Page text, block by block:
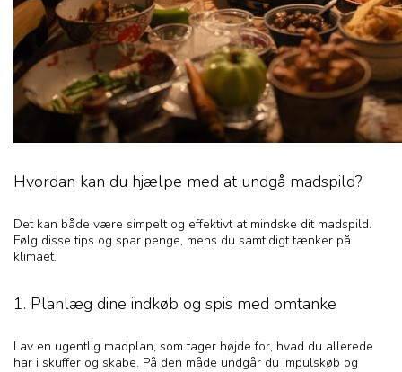
Hvordan kan du hjælpe med at undgå madspild?
Det kan både være simpelt og effektivt at mindske dit madspild.
Følg disse tips og spar penge, mens du samtidigt tænker på
klimaet.
1. Planlæg dine indkøb og spis med omtanke
Lav en ugentlig madplan, som tager højde for, hvad du allerede
har i skuffer og skabe. På den måde undgår du impulskøb og